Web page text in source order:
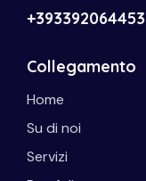
+393392064453
Collegamento
Home
Su di noi
Servizi